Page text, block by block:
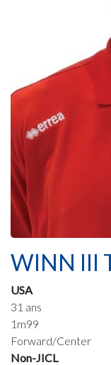
WINN III
USA
31 ans
1m99
Forward/Center
Non-JICL